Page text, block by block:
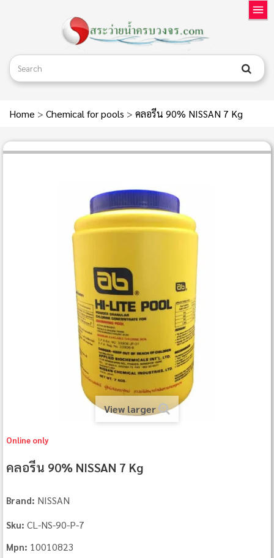
Home > Chemical for pools > คลอรีน 90% NISSAN 7 Kg
View larger
Online only
คลอรีน 90% NISSAN 7 Kg
Brand: NISSAN
Sku: CL‐NS‐90‐P‐7
Mpn: 10010823